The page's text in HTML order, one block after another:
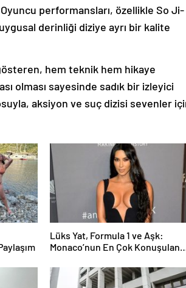
performansları, özellikle So Ji-
derinliği diziye ayrı bir kalite
hem teknik hem hikaye
olması sayesinde sadık bir izleyici
aksiyon ve suç dizisi sevenler
Lüks Yat, Formula 1 ve Aşk:
Monaco’nun En Çok Konuşulan